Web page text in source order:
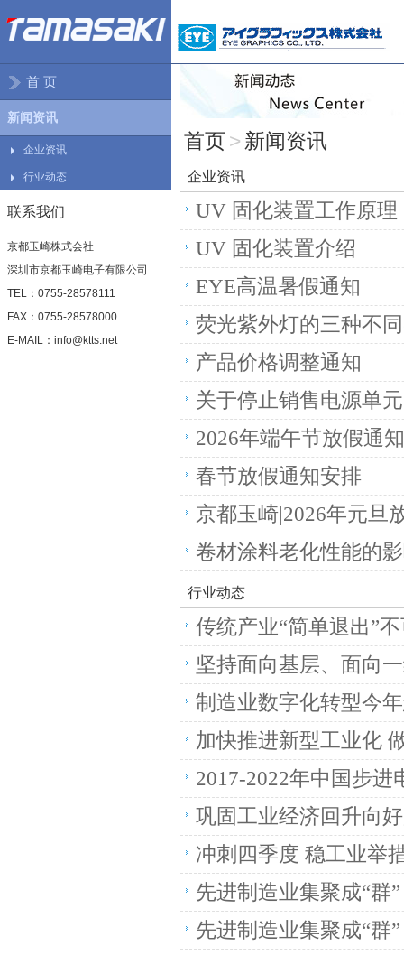
首 页
新闻资讯
企业资讯
行业动态
联系我们
京都玉崎株式会社
深圳市京都玉崎电子有限公司
TEL：0755-28578111
FAX：0755-28578000
E-MAIL：info@ktts.net
首页 > 新闻资讯
企业资讯
UV 固化装置工作原理
UV 固化装置介绍
EYE高温暑假通知
荧光紫外灯的三种不
产品价格调整通知
关于停止销售电源单
2026年端午节放假通
春节放假通知安排
京都玉崎|2026年元旦
卷材涂料老化性能的
行业动态
传统产业“简单退出”
坚持面向基层、面向
制造业数字化转型今
加快推进新型工业化
2017-2022年中国步
巩固工业经济回升向
冲刺四季度 稳工业举
先进制造业集聚成“群
先进制造业集聚成“群